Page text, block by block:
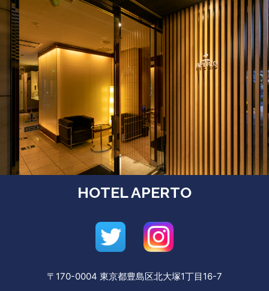
HOTEL APERTO
〒170-0004 東京都豊島区北大塚1丁目16-7